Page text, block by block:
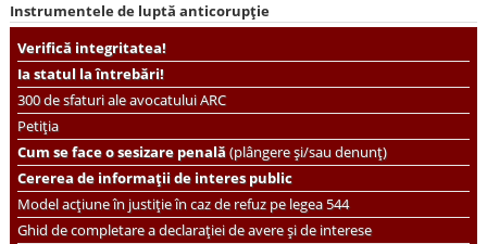
Instrumentele de luptă anticorupție
Verifică integritatea!
Ia statul la întrebări!
300 de sfaturi ale avocatului ARC
Petiția
Cum se face o sesizare penală(plângere și/sau denunț)
Cererea de informații de interes public
Model acțiune în justiție în caz de refuz pe legea 544
Ghid de completare a declarației de avere și de interese